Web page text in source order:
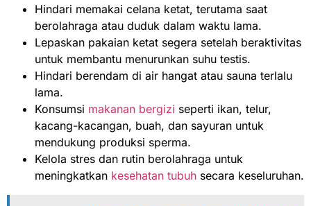
Hindari memakai celana ketat, terutama saat
berolahraga atau duduk dalam waktu lama.
Lepaskan pakaian ketat segera setelah beraktivitas
untuk membantu menurunkan suhu testis.
Hindari berendam di air hangat atau sauna terlalu
lama.
Konsumsi makanan bergizi seperti ikan, telur,
kacang-kacangan, buah, dan sayuran untuk
mendukung produksi sperma.
Kelola stres dan rutin berolahraga untuk
meningkatkan kesehatan tubuh secara keseluruhan.